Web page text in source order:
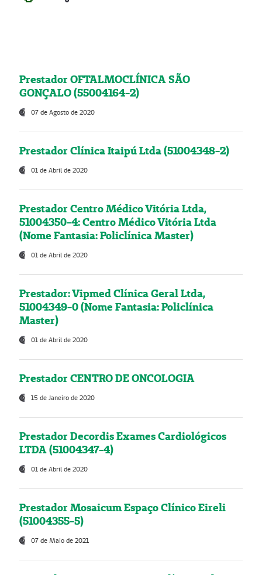
Prestador OFTALMOCLÍNICA SÃO
GONÇALO (55004164-2)
07 de Agosto de 2020
Prestador Clínica Itaipú Ltda (51004348-2)
01 de Abril de 2020
Prestador Centro Médico Vitória Ltda,
51004350-4: Centro Médico Vitória Ltda
(Nome Fantasia: Policlínica Master)
01 de Abril de 2020
Prestador: Vipmed Clínica Geral Ltda,
51004349-0 (Nome Fantasia: Policlínica
Master)
01 de Abril de 2020
Prestador CENTRO DE ONCOLOGIA
15 de Janeiro de 2020
Prestador Decordis Exames Cardiológicos
LTDA (51004347-4)
01 de Abril de 2020
Prestador Mosaicum Espaço Clínico Eireli
(51004355-5)
07 de Maio de 2021